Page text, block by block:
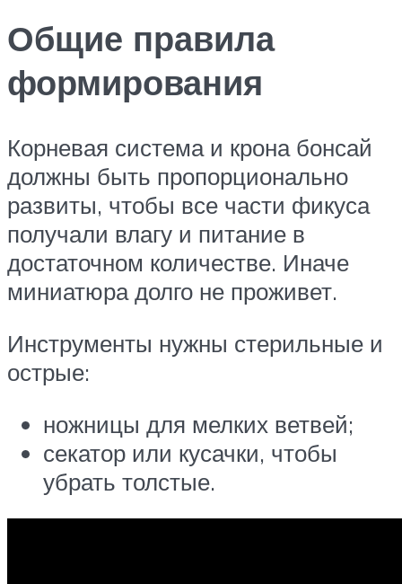
Общие правила
формирования
Корневая система и крона бонсай
должны быть пропорционально
развиты, чтобы все части фикуса
получали влагу и питание в
достаточном количестве. Иначе
миниатюра долго не проживет.
Инструменты нужны стерильные и
острые:
ножницы для мелких ветвей;
секатор или кусачки, чтобы
убрать толстые.